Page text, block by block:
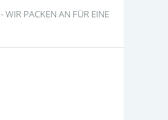
- WIR PACKEN AN FÜR EINE